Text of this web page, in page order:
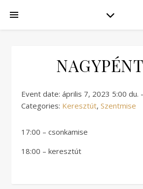
Event date: április 7, 2023 5:00 du.
Categories: Keresztút, Szentmise
17:00 – csonkamise
18:00 – keresztút